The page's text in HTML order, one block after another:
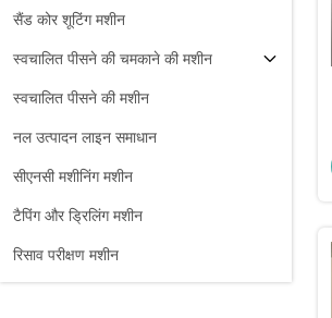
सैंड कोर शूटिंग मशीन
स्वचालित पीसने की चमकाने की मशीन
स्वचालित पीसने की मशीन
नल उत्पादन लाइन समाधान
सीएनसी मशीनिंग मशीन
टैपिंग और ड्रिलिंग मशीन
रिसाव परीक्षण मशीन